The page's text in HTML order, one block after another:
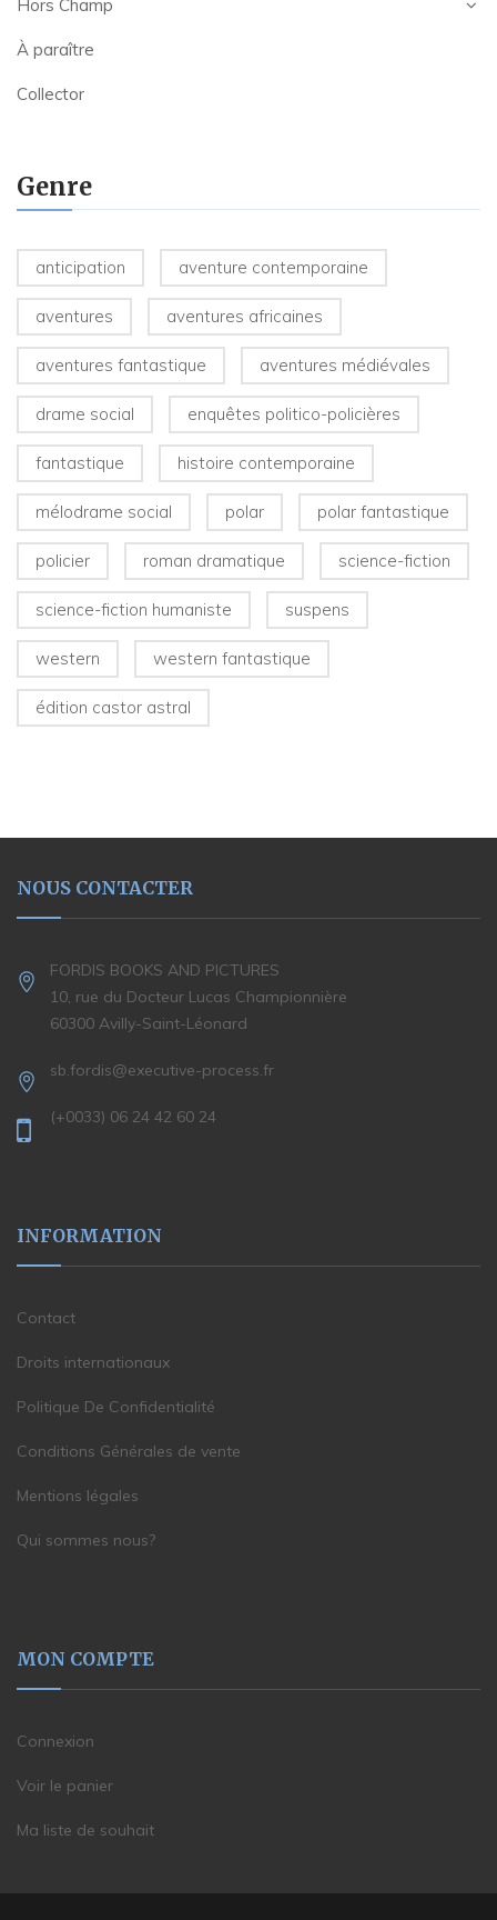
Hors Champ
À paraître
Collector
Genre
anticipation aventure contemporaine
aventures aventures africaines
aventures fantastique aventures médiévales
drame social enquêtes politico-policières
fantastique histoire contemporaine
mélodrame social polar polar fantastique
policier roman dramatique science-fiction
science-fiction humaniste suspens
western western fantastique
édition castor astral
NOUS CONTACTER
FORDIS BOOKS AND PICTURES
10, rue du Docteur Lucas Championnière
60300 Avilly-Saint-Léonard
sb.fordis@executive-process.fr
(+0033) 06 24 42 60 24
INFORMATION
Contact
Droits internationaux
Politique De Confidentialité
Conditions Générales de vente
Mentions légales
Qui sommes nous?
MON COMPTE
Connexion
Voir le panier
Ma liste de souhait